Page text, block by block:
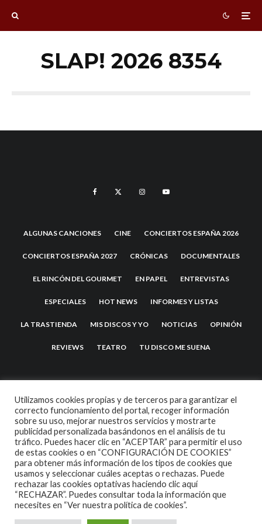
SLAP! 2026 8354
ALGUNAS CANCIONES CINE CONCIERTOS ESPAÑA 2026
CONCIERTOS ESPAÑA 2027 CRÓNICAS DOCUMENTALES
EL RINCÓN DEL GOURMET EN PAPEL ENTREVISTAS
ESPECIALES HOT NEWS INFORMES Y LISTAS
LA TRASTIENDA MIS DISCOS Y YO NOTICIAS OPINIÓN
REVIEWS TEATRO TU DISCO ME SUENA
2007 COPYRIGHT -CODETIPITHEME
Utilizamos cookies propias y de terceros para garantizar el
correcto funcionamiento del portal, recoger información
sobre su uso, mejorar nuestros servicios y mostrarte
publicidad personalizada basándonos en el análisis de tu
tráfico. Puedes hacer clic en “ACEPTAR” para permitir el uso
de estas cookies o en “CONFIGURACIÓN DE COOKIES”
para obtener más información de los tipos de cookies que
usamos y seleccionar cuáles aceptas o rechazas. Puede
rechazar las cookies optativas haciendo clic aquí
“RECHAZAR”. Puedes consultar toda la información que
necesites en “Ver nuestra política de cookies”.